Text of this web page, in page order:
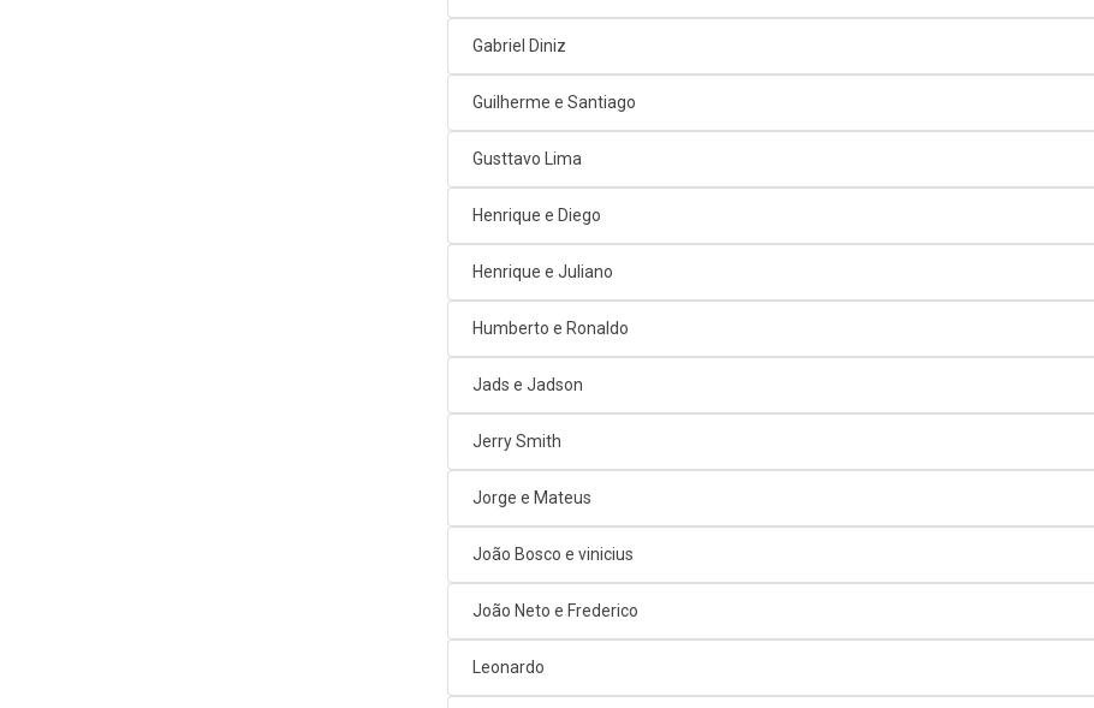
Gabriel Diniz
Guilherme e Santiago
Gusttavo Lima
Henrique e Diego
Henrique e Juliano
Humberto e Ronaldo
Jads e Jadson
Jerry Smith
Jorge e Mateus
João Bosco e vinicius
João Neto e Frederico
Leonardo